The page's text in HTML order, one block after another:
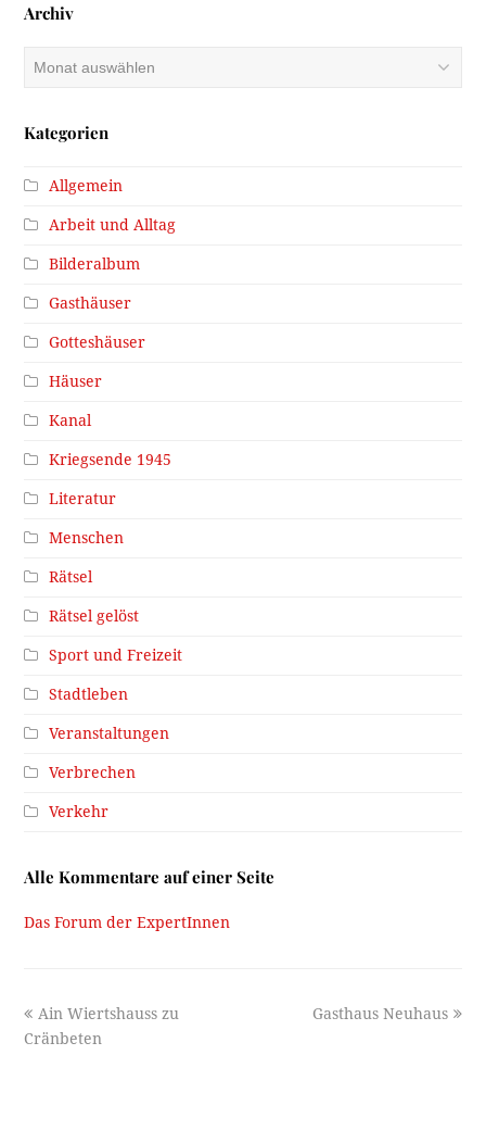
Archiv
Kategorien
Allgemein
Arbeit und Alltag
Bilderalbum
Gasthäuser
Gotteshäuser
Häuser
Kanal
Kriegsende 1945
Literatur
Menschen
Rätsel
Rätsel gelöst
Sport und Freizeit
Stadtleben
Veranstaltungen
Verbrechen
Verkehr
Alle Kommentare auf einer Seite
Das Forum der ExpertInnen
previous
post:
Ain Wiertshauss zu
Cränbeten
next
Gasthaus Neuhaus